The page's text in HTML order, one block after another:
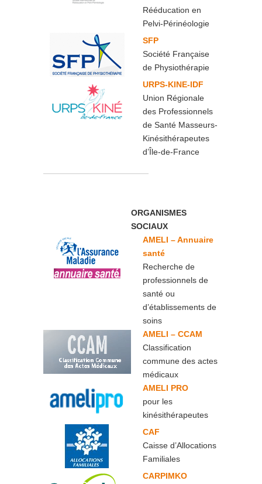
Rééducation en
Pelvi-Périnéologie
SFP
Société Française
de Physiothérapie
URPS-KINE-IDF
Union Régionale
des Professionnels
de Santé Masseurs-
Kinésithérapeutes
d’Île-de-France
ORGANISMES
SOCIAUX
AMELI – Annuaire
santé
Recherche de
professionnels de
santé ou
d’établissements de
soins
AMELI – CCAM
Classification
commune des actes
médicaux
AMELI PRO
pour les
kinésithérapeutes
CAF
Caisse d’Allocations
Familiales
CARPIMKO